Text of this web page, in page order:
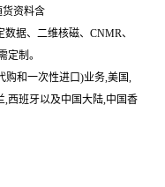
货资料含
据、二维核磁、CNMR、
定制。
购和一次性进口)业务,美国,
,西班牙以及中国大陆,中国香